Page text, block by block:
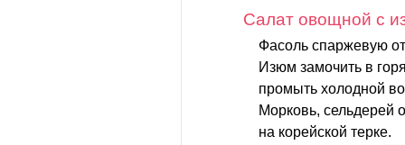
Салат овощной с
Фасоль спаржевую
Изюм замочить в
промыть холодной
Морковь, сельдерей
на корейской терке.